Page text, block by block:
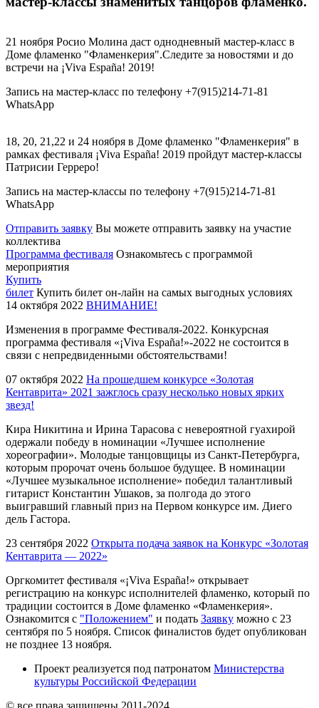
21 ноября Росио Молина даст однодневный мастер-класс в
Доме фламенко "Фламенкерия".Следите за новостями и до
встречи на ¡Viva España! 2019!
Запись на мастер-класс по телефону +7(915)214-71-81
WhatsApp
18, 20, 21,22 и 24 ноября в Доме фламенко "Фламенкерия" в
рамках фестиваля ¡Viva España! 2019 пройдут мастер-классы
Патрисии Герреро!
Запись на мастер-классы по телефону +7(915)214-71-81
WhatsApp
Отправить заявку Вы можете отправить заявку на участие
коллектива
Программа фестиваля Ознакомьтесь с программой
мероприятия
Купить
билет Купить билет он-лайн на самых выгодных условиях
14 октября 2022 ВНИМАНИЕ!
Изменения в программе Фестиваля-2022. Конкурсная
программа фестиваля «¡Viva España!»-2022 не состоится в
связи с непредвиденными обстоятельствами!
07 октября 2022 На прошедшем конкурсе «Золотая
Кентаврита» 2021 зажглось сразу несколько новых ярких
звезд!
Кира Никитина и Ирина Тарасова с невероятной гуахирой
одержали победу в номинации «Лучшее исполнение
хореографии». Молодые танцовщицы из Санкт-Петербурга,
которым пророчат очень большое будущее. В номинации
«Лучшее музыкальное исполнение» победил талантливый
гитарист Константин Ушаков, за полгода до этого
выигравший главный приз на Первом конкурсе им. Диего
дель Гастора.
23 сентября 2022 Открыта подача заявок на Конкурс «Золотая
Кентаврита — 2022»
Оргкомитет фестиваля «¡Viva España!» открывает
регистрацию на конкурс исполнителей фламенко, который по
традиции состоится в Доме фламенко «Фламенкерия».
Ознакомится с "Положением" и подать Заявку можно с 23
сентября по 5 ноября. Список финалистов будет опубликован
не позднее 13 ноября.
Проект реализуется под патронатом Министерства
культуры Российской Федерации